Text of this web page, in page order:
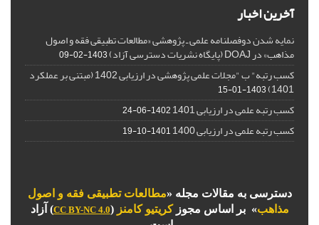
آخرین اخبار
نمایه شدن دوفصلنامه علمی ـ پژوهشی «مطالعات تطبیقی فقه و اصول
مذاهب» در DOAJ (پایگاه نشریات دسترسی آزاد) 1403-02-09
کسب رتبه" ب "مجلات علمی پژوهشی در ارزیابی 1402 (مبتنی بر عملکرد
1401)
1403-01-15
کسب رتبه علمی در ارزیابی 1401 1402-06-24
کسب رتبه علمی در ارزیابی 1400 1401-10-19
دسترسی به مقالات مجله «مطالعات تطبیقی فقه و اصول
مذاهب» بر اساس مجوزکریتیو کامنز (
CC BY-NC 4.0) آزاد